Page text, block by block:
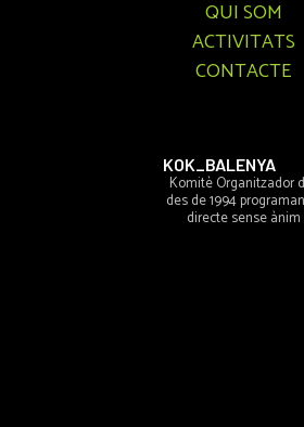
QUI SOM
ACTIVITATS
CONTACTE
KOK_BALENYA
Komitè Organitzador
des de 1994
directe sense